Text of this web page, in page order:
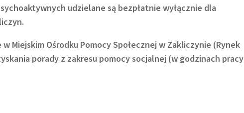
udzielane są bezpłatnie wyłącznie dla
Miejskim Ośrodku Pomocy Społecznej w Zakliczynie (Rynek
porady z zakresu pomocy socjalnej (w godzinach pracy